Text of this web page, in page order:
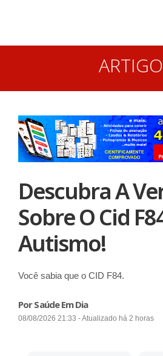
Descubra A
Sobre O Cid
Autismo!
Você sabia que o CID F84.
Por Saúde Em Dia
08/08/2026 21:33 - Atualizado há 2 horas